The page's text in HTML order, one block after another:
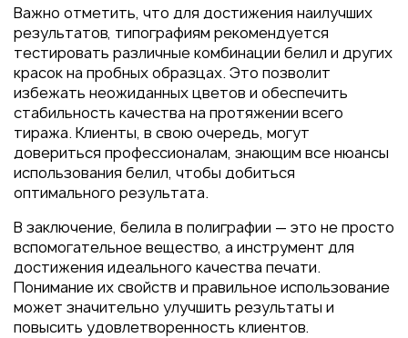
Важно отметить, что для достижения наилучших
результатов, типографиям рекомендуется
тестировать различные комбинации белил и других
красок на пробных образцах. Это позволит
избежать неожиданных цветов и обеспечить
стабильность качества на протяжении всего
тиража. Клиенты, в свою очередь, могут
довериться профессионалам, знающим все нюансы
использования белил, чтобы добиться
оптимального результата.
В заключение, белила в полиграфии — это не просто
вспомогательное вещество, а инструмент для
достижения идеального качества печати.
Понимание их свойств и правильное использование
может значительно улучшить результаты и
повысить удовлетворенность клиентов.